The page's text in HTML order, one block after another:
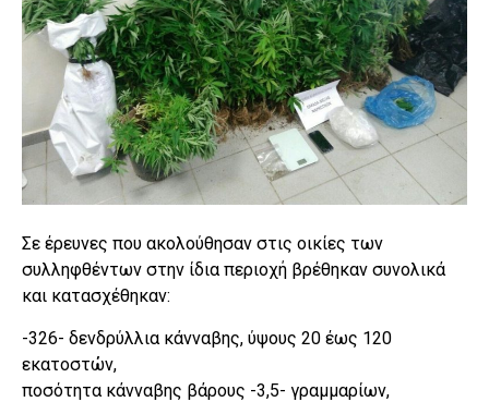
Σε έρευνες που ακολούθησαν στις οικίες των
συλληφθέντων στην ίδια περιοχή βρέθηκαν συνολικά
και κατασχέθηκαν:
-326- δενδρύλλια κάνναβης, ύψους 20 έως 120
εκατοστών,
ποσότητα κάνναβης βάρους -3,5- γραμμαρίων,